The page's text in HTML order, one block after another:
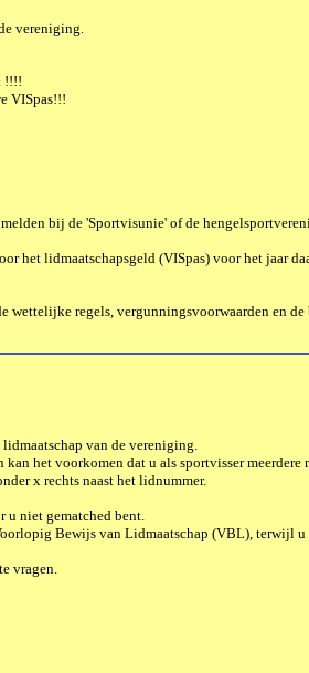
vereniging.
!!!!
VISpas!!!
bij de 'Sportvisunie' of de
het lidmaatschapsgeld (VISpas) voor het jaar
regels, vergunningsvoorwaarden en
van de vereniging.
kan het voorkomen dat u als sportvisser
x rechts naast het lidnummer.
u niet gematched bent.
Bewijs van Lidmaatschap (VBL), terwijl
vragen.